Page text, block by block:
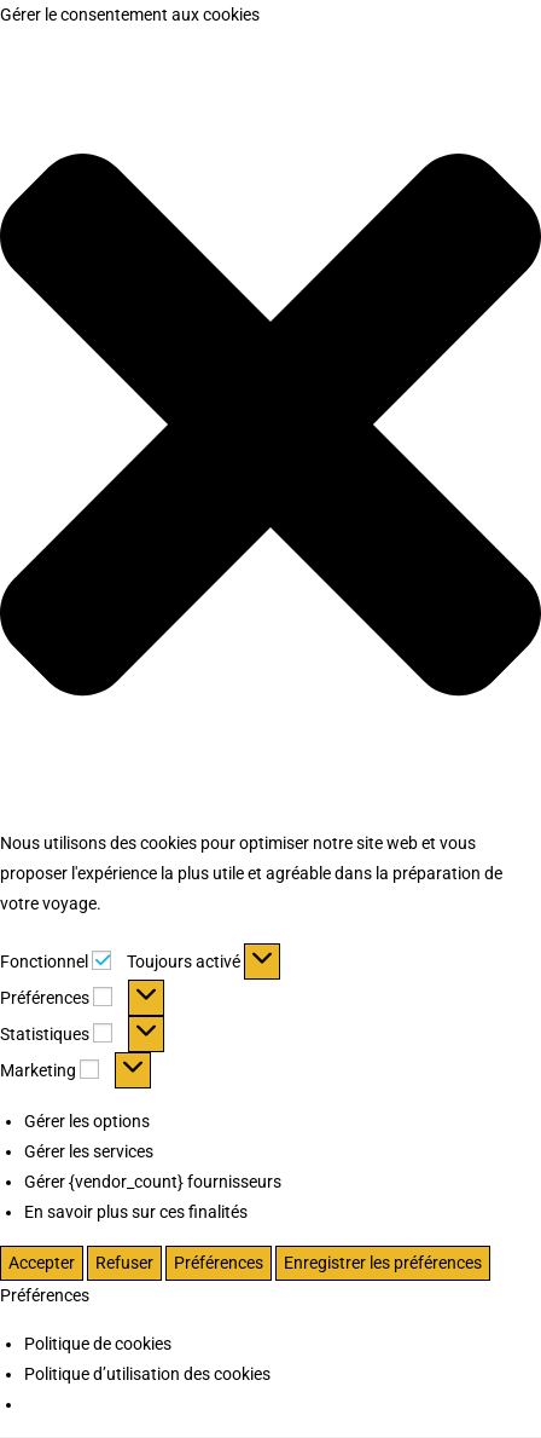
Gérer le consentement aux cookies
Nous utilisons des cookies pour optimiser notre site web et vous
proposer l'expérience la plus utile et agréable dans la préparation de
votre voyage.
Fonctionnel Fonctionnel
Toujours activé
Préférences
Préférences
Statistiques Statistiques
Marketing Marketing
Gérer les options
Gérer les services
Gérer {vendor_count} fournisseurs
En savoir plus sur ces finalités
Accepter Refuser Préférences
Enregistrer les préférences
Préférences
Politique de cookies
Politique d’utilisation des cookies